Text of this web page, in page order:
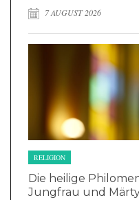
7 AUGUST 2026
RELIGION
Die heilige
Jungfrau und